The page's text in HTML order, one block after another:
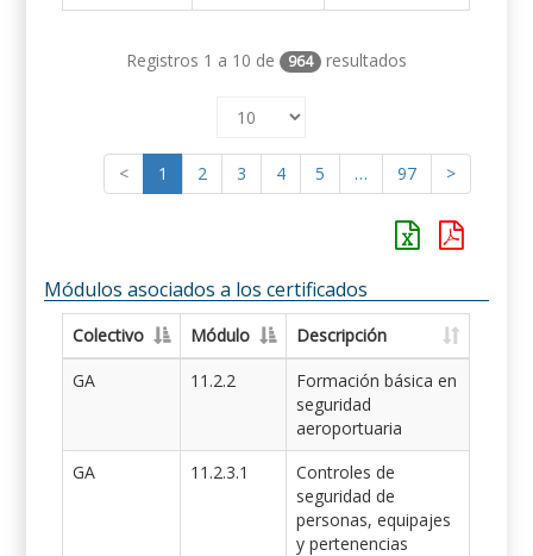
Registros 1 a 10 de 964 resultados
< 1 2 3 4 5 … 97 >
Módulos asociados a los certificados
Colectivo Módulo
Descripción
GA
11.2.2
Formación básica en
seguridad
aeroportuaria
GA
11.2.3.1
Controles de
seguridad de
personas, equipajes
y pertenencias